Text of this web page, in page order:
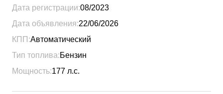
Дата регистрации:08/2023
Дата объявления:22/06/2026
КПП:Автоматический
Тип топлива:Бензин
Мощность:177 л.с.